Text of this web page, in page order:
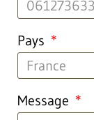
Pays
Message